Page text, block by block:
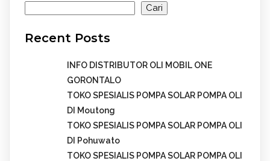
Cari
Recent Posts
INFO DISTRIBUTOR OLI MOBIL ONE
GORONTALO
TOKO SPESIALIS POMPA SOLAR POMPA OLI
DI Moutong
TOKO SPESIALIS POMPA SOLAR POMPA OLI
DI Pohuwato
TOKO SPESIALIS POMPA SOLAR POMPA OLI